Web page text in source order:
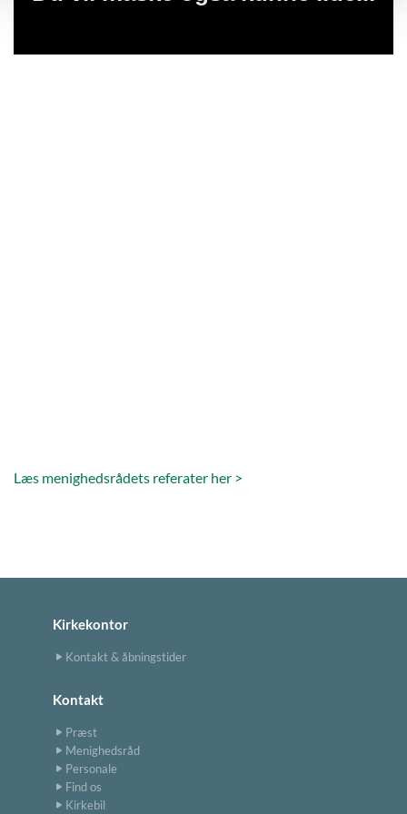
Læs menighedsrådets referater her >
Kirkekontor
Kontakt & åbningstider
Kontakt
Præst
Menighedsråd
Personale
Find os
Kirkebil